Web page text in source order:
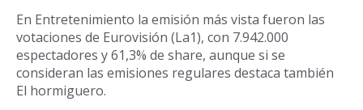
En Entretenimiento la emisión más vista fueron las
votaciones de Eurovisión (La1), con 7.942.000
espectadores y 61,3% de share, aunque si se
consideran las emisiones regulares destaca también
El hormiguero.